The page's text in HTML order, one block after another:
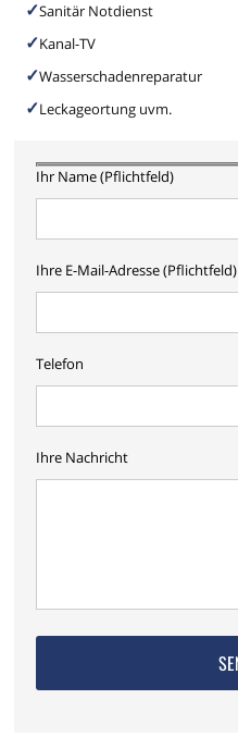
Sanitär Notdienst
Kanal-TV
Wasserschadenreparatur
Leckageortung uvm.
Ihr Name (Pflichtfeld)
Ihre E-Mail-Adresse (Pflichtfeld)
Telefon
Ihre Nachricht